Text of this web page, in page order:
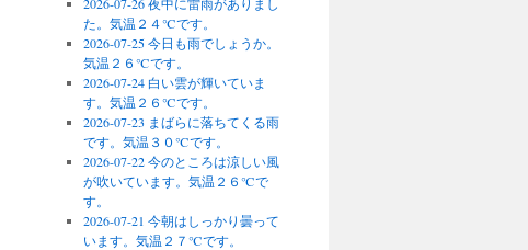
た。気温２４℃です。
2026-07-25 今日も雨でしょうか。
気温２６℃です。
2026-07-24 白い雲が輝いていま
す。気温２６℃です。
2026-07-23 まばらに落ちてくる雨
です。気温３０℃です。
2026-07-22 今のところは涼しい風
が吹いています。気温２６℃で
す。
2026-07-21 今朝はしっかり曇って
います。気温２７℃です。